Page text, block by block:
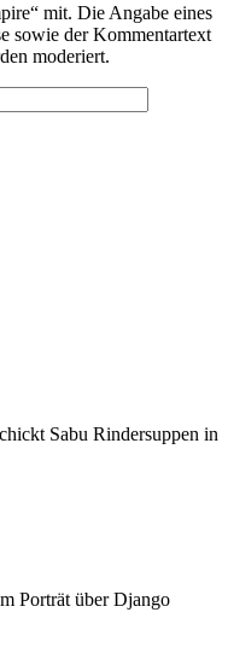
mit. Die Angabe eines
sowie der Kommentartext
moderiert.
Sabu Rindersuppen in
Porträt über Django